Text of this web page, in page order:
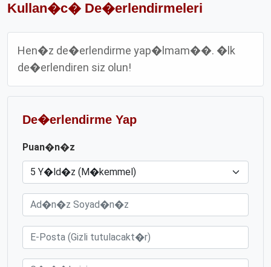
Kullan�c� De�erlendirmeleri
Hen�z de�erlendirme yap�lmam��. �lk
de�erlendiren siz olun!
De�erlendirme Yap
Puan�n�z